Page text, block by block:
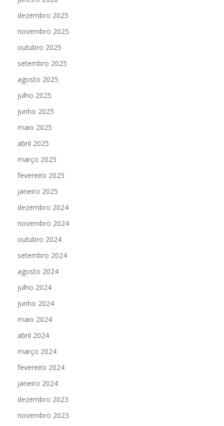
dezembro 2025
novembro 2025
outubro 2025
setembro 2025
agosto 2025
julho 2025
junho 2025
maio 2025
abril 2025
março 2025
fevereiro 2025
janeiro 2025
dezembro 2024
novembro 2024
outubro 2024
setembro 2024
agosto 2024
julho 2024
junho 2024
maio 2024
abril 2024
março 2024
fevereiro 2024
janeiro 2024
dezembro 2023
novembro 2023